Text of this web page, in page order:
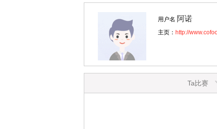
用户名 阿诺
主页： http://
Ta比赛